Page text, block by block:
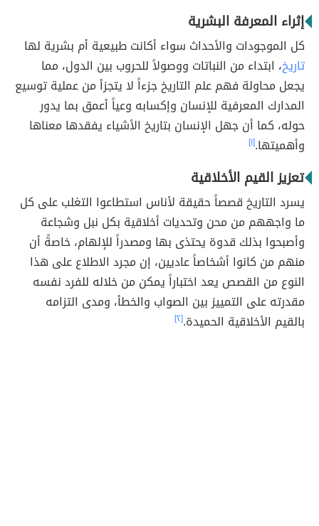
إثراء المعرفة البشرية
كل الموجودات والأحداث سواء أكانت طبيعية أم بشرية لها
تاريخ، ابتداء من النباتات ووصولاً للحروب بين الدول، مما
يجعل محاولة فهم علم التاريخ جزءاً لا يتجزأ من عملية توسيع
المدارك المعرفية للإنسان وإكسابه وعياً أعمق بما يدور
حوله، كما أن جهل الإنسان بتاريخ الأشياء يفقدها معناها
وأهميتها.[١]
تعزيز القيم الأخلاقية
يسرد التاريخ قصصاً حقيقة لأناس استطاعوا التغلب على كل
ما واجههم من محن وتحديات أخلاقية بكل نبل وشجاعة
وأصبحوا بذلك قدوة يحتذى بها ومصدراً للإلهام، خاصةً أن
منهم من كانوا أشخاصاً عاديين، إن مجرد الاطلاع على هذا
النوع من القصص يعد اختباراً يمكن من خلاله للفرد نفسه
مقدرته على التمييز بين الصواب والخطأ، ومدى التزامه
بالقيم الأخلاقية الحميدة.[٢]